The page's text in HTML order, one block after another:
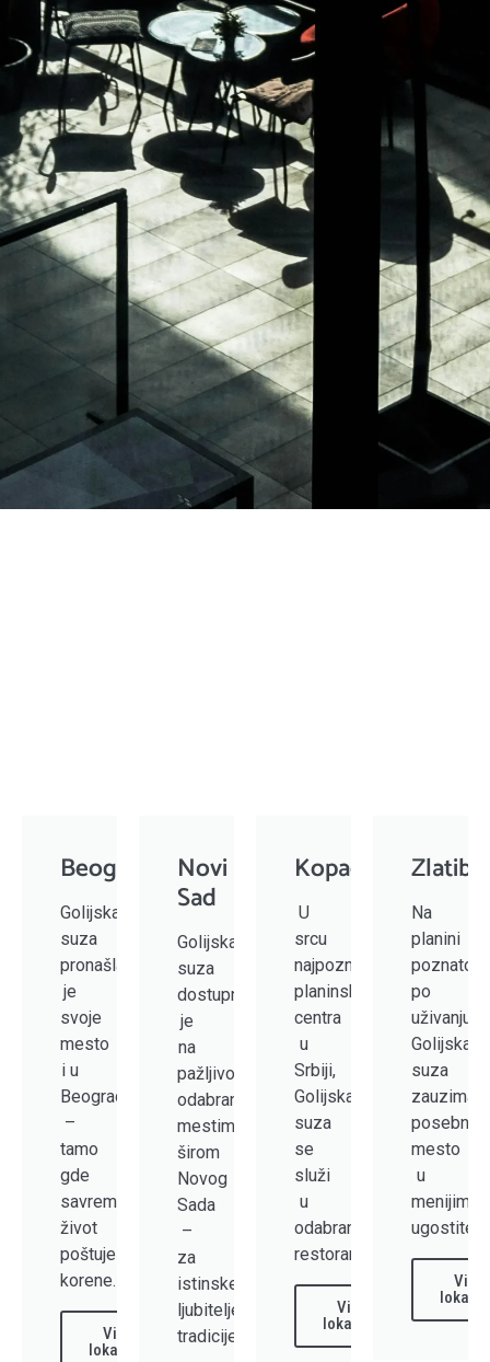
Beograd
Golijska
suza
pronašla
je
svoje
mesto
i u
Beogradu
–
tamo
gde
savremeni
život
poštuje
korene.
Vidi
lokacije
Novi
Sad
Golijska
suza
dostupna
je
na
pažljivo
odabranim
mestima
širom
Novog
Sada
–
za
istinske
ljubitelje
tradicije.
Kopaonik
U
srcu
najpoznatijeg
planinskog
centra
u
Srbiji,
Golijska
suza
se
služi
u
odabranim
restoranima.
Vidi
lokacije
Na
planini
poznatoj
po
uživanju,
Golijska
suza
zauzima
posebno
mesto
u
menijima
Vidi